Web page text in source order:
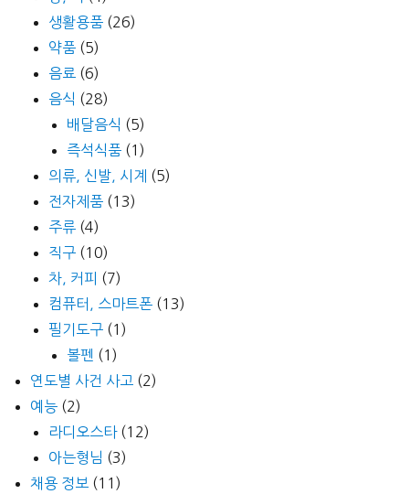
생활용품 (26)
약품 (5)
음료 (6)
음식 (28)
배달음식 (5)
즉석식품 (1)
의류, 신발, 시계
(5)
전자제품 (13)
주류 (4)
직구 (10)
차, 커피 (7)
컴퓨터, 스마트폰 (13)
필기도구 (1)
볼펜 (1)
연도별 사건 사고 (2)
예능 (2)
라디오스타(12)
아는형님 (3)
채용 정보 (11)